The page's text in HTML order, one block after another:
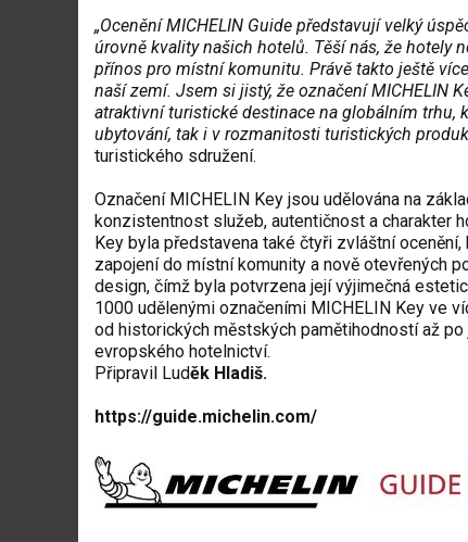
„Ocenění MICHELIN Guide představují velký úsp
úrovně kvality našich hotelů. Těší nás, že hotely
přínos pro místní komunitu. Právě takto ještě v
naší zemí. Jsem si jistý, že označení MICHELIN
atraktivní turistické destinace na globálním trhu,
ubytování, tak i v rozmanitosti turistických
turistického sdružení.
Označení MICHELIN Key jsou udělována na
konzistentnost služeb, autentičnost a charakter
Key byla představena také čtyři zvláštní ocenění,
zapojení do místní komunity a nově otevřených
design, čímž byla potvrzena její výjimečná
1000 udělenými označeními MICHELIN Key ve
od historických městských pamětihodností až po
evropského hotelnictví.
Připravil Luděk Hladiš.
https://guide.michelin.com/